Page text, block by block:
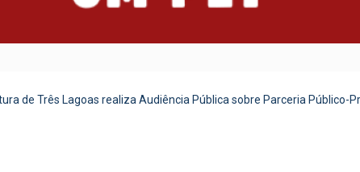
de Três Lagoas realiza Audiência Pública sobre Parceria Público-